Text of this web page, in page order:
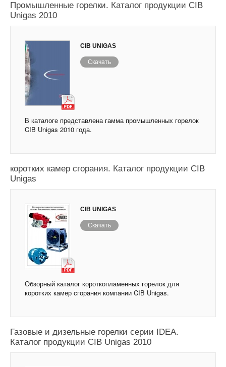
Промышленные горелки. Каталог продукции CIB
Unigas 2010
CIB UNIGAS
Скачать
В каталоге представлена гамма промышленных горелок
CIB Unigas 2010 года.
коротких камер сгорания. Каталог продукции CIB
Unigas
CIB UNIGAS
Скачать
Обзорный каталог короткопламенных горелок для
коротких камер сгорания компании CIB Unigas.
Газовые и дизельные горелки серии IDEA.
Каталог продукции CIB Unigas 2010